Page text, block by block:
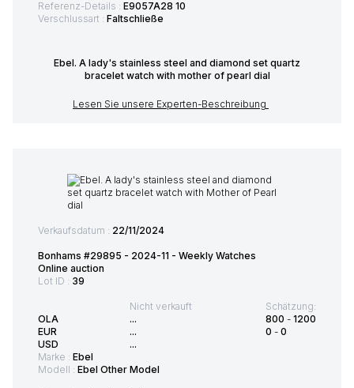
Referenz-Details : E9057A28 10
Verschlussart : Faltschließe
Ebel. A lady's stainless steel and diamond set quartz
bracelet watch with mother of pearl dial
Lesen Sie unsere Experten-Beschreibung
Verkaufsdatum : 22/11/2024
Bonhams #29895 - 2024-11 - Weekly Watches
Online auction
Lot ID : 39
OLA
EUR
USD
Nicht verkauft
...
...
...
Schätzung:
800 - 1200
0 - 0
Marke : Ebel
Modell : Ebel Other Model